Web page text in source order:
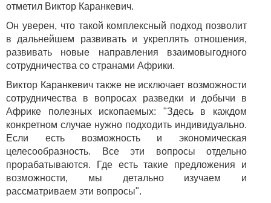
отметил Виктор Каранкевич.
Он уверен, что такой комплексный подход позволит
в дальнейшем развивать и укреплять отношения,
развивать новые направления взаимовыгодного
сотрудничества со странами Африки.
Виктор Каранкевич также не исключает возможности
сотрудничества в вопросах разведки и добычи в
Африке полезных ископаемых: "Здесь в каждом
конкретном случае нужно подходить индивидуально.
Если есть возможность и экономическая
целесообразность. Все эти вопросы отдельно
прорабатываются. Где есть такие предложения и
возможности, мы детально изучаем и
рассматриваем эти вопросы".